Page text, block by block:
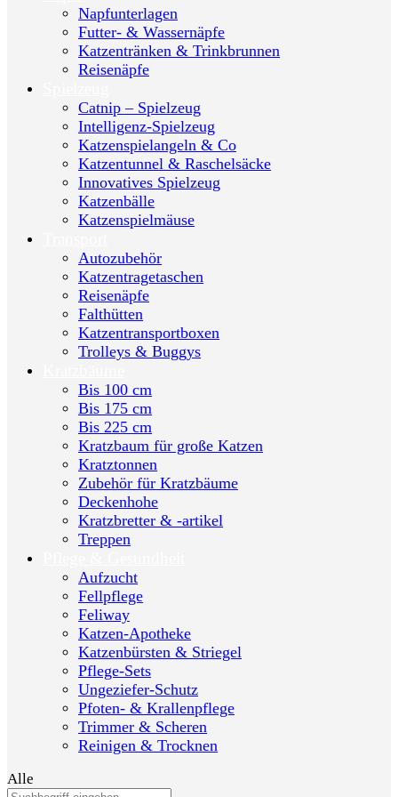
Napfunterlagen
Futter- & Wassernäpfe
Katzentränken & Trinkbrunnen
Reisenäpfe
Catnip – Spielzeug
Intelligenz-Spielzeug
Katzenspielangeln & Co
Katzentunnel & Raschelsäcke
Innovatives Spielzeug
Katzenbälle
Katzenspielmäuse
Autozubehör
Katzentragetaschen
Reisenäpfe
Falthütten
Katzentransportboxen
Trolleys & Buggys
Bis 100 cm
Bis 175 cm
Bis 225 cm
Kratzbaum für große Katzen
Kratztonnen
Zubehör für Kratzbäume
Deckenhohe
Kratzbretter & -artikel
Treppen
Aufzucht
Fellpflege
Feliway
Katzen-Apotheke
Katzenbürsten & Striegel
Pflege-Sets
Ungeziefer-Schutz
Pfoten- & Krallenpflege
Trimmer & Scheren
Reinigen & Trocknen
Alle